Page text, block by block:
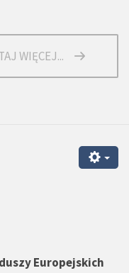
WIĘCEJ...
Europejskich